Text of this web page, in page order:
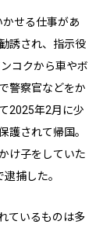
せる仕事があ
誘され、指示役
コクから車やボ
警察官などをか
2025年2月に少
護されて帰国。
け子をしていた
捕した。
ているものは多